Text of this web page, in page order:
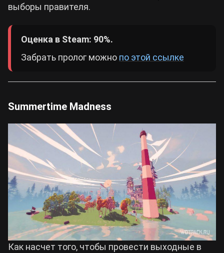
выборы правителя.
Оценка в Steam: 90%.
Забрать пролог можно по этой ссылке
Summertime Madness
Как насчет того, чтобы провести выходные в